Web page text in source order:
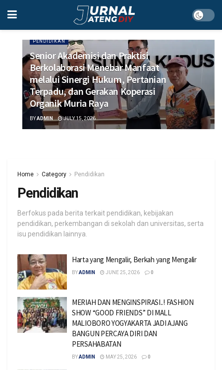
PENDIDIKAN
Senior Akademisi dan Praktisi
Berkolaborasi Menebar Manfaat
melalui Sinergi Hukum, Pertanian
Terpadu, dan Gerakan Koperasi
Organik Muria Raya
BYADMIN JULY 15, 2026
Home Category Pendidikan
Pendidikan
Berfokus pada berita terkait pendidikan, kebijakan
pendidikan, perkembangan di sekolah dan universitas, serta
isu pendidikan lainnya.
Harta yang Mengalir, Berkah yang Mengalir
BYADMIN JUNE 25, 2026 0
MERIAH DAN MENGINSPIRASI..! FASHION
SHOW “GOOD FRIENDS” DI MALL
MALIOBORO YOGYAKARTA JADI AJANG
BANGUN PERCAYA DIRI DAN
PERSAHABATAN
BYADMIN MAY 25, 2026 0